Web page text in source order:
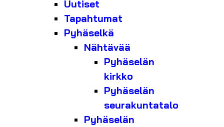
Uutiset
Tapahtumat
Pyhäselkä
Nähtävää
Pyhäselän
kirkko
Pyhäselän
seurakuntatalo
Pyhäselän